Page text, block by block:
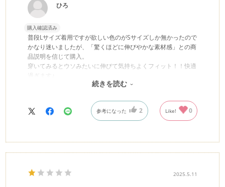
ひろ
購入確認済み
普段Lサイズ着用ですが欲しい色のがSサイズしか無かったので
かなり迷いましたが、「驚くほどに伸びやかな素材感」との商
品説明を信じて購入。
穿いてみるとウソみたいに伸びて気持ちよくフィット！！快適
きっとリピートすると思います(^^)
続きを読む
参考になった 2 Like! 0
2025.5.11